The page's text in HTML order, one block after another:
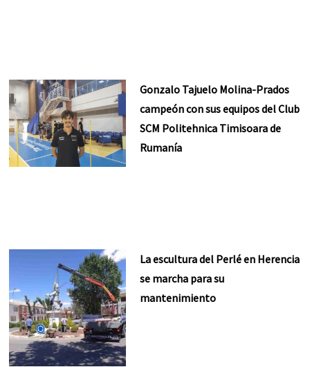
Gonzalo Tajuelo Molina-Prados
campeón con sus equipos del Club
SCM Politehnica Timisoara de
Rumanía
La escultura del Perlé en Herencia
se marcha para su
mantenimiento